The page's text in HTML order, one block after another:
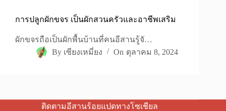
การปลูกผักขจร เป็นผักสวนครัวและอาชีพเสริม
ผักขจรถือเป็นผักพื้นบ้านที่คนอีสานรู้จั…
By เซียงเหมี่ยง On ตุลาคม 8, 2024
ติดตามอีสานร้อยแปดทางโซเชียล